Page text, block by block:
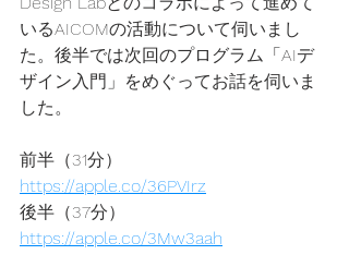
いるAICOMの活動について伺いまし
た。後半では次回のプログラム「AIデ
ザイン入門」をめぐってお話を伺いま
した。
前半（31分）
https://apple.co/36PVIrz
後半（37分）
https://apple.co/3Mw3aah